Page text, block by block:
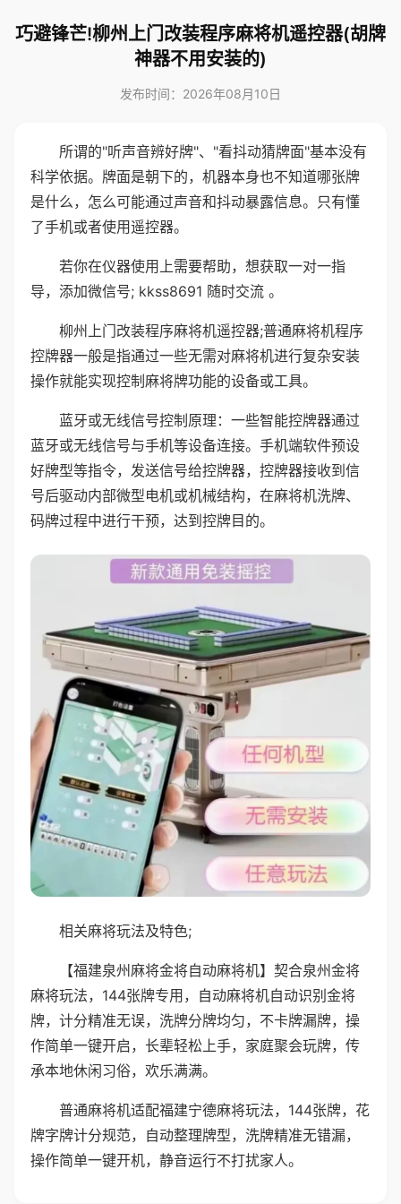
巧避锋芒!柳州上门改装程序麻将机遥控器(胡牌
神器不用安装的)
发布时间：2026年08月10日
所谓的"听声音辨好牌"、"看抖动猜牌面"基本没有
科学依据。牌面是朝下的，机器本身也不知道哪张牌
是什么，怎么可能通过声音和抖动暴露信息。只有懂
了手机或者使用遥控器。
若你在仪器使用上需要帮助，想获取一对一指
导，添加微信号; kkss8691 随时交流 。
柳州上门改装程序麻将机遥控器;普通麻将机程序
控牌器一般是指通过一些无需对麻将机进行复杂安装
操作就能实现控制麻将牌功能的设备或工具。
蓝牙或无线信号控制原理：一些智能控牌器通过
蓝牙或无线信号与手机等设备连接。手机端软件预设
好牌型等指令，发送信号给控牌器，控牌器接收到信
号后驱动内部微型电机或机械结构，在麻将机洗牌、
码牌过程中进行干预，达到控牌目的。
相关麻将玩法及特色;
【福建泉州麻将金将自动麻将机】契合泉州金将
麻将玩法，144张牌专用，自动麻将机自动识别金将
牌，计分精准无误，洗牌分牌均匀，不卡牌漏牌，操
作简单一键开启，长辈轻松上手，家庭聚会玩牌，传
承本地休闲习俗，欢乐满满。
普通麻将机适配福建宁德麻将玩法，144张牌，花
牌字牌计分规范，自动整理牌型，洗牌精准无错漏，
操作简单一键开机，静音运行不打扰家人。